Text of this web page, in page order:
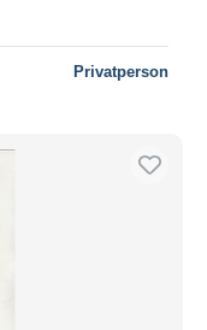
Privatperson